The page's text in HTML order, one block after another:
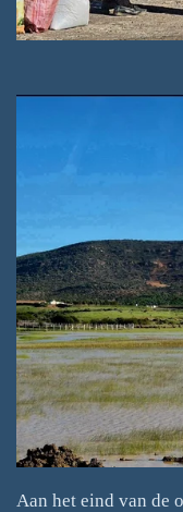
Aan het eind van de